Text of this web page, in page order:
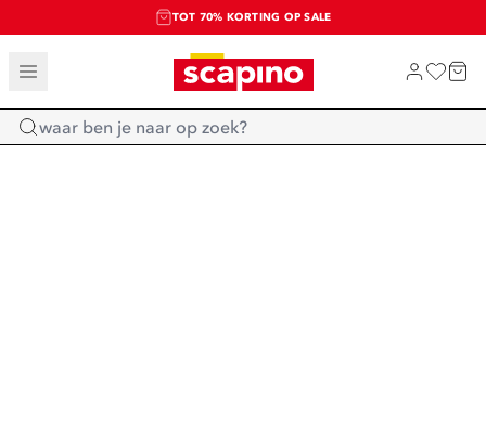
TOT 70% KORTING OP SALE
SALE: LAATSTE KANS!
SHOP NIEUW
Home